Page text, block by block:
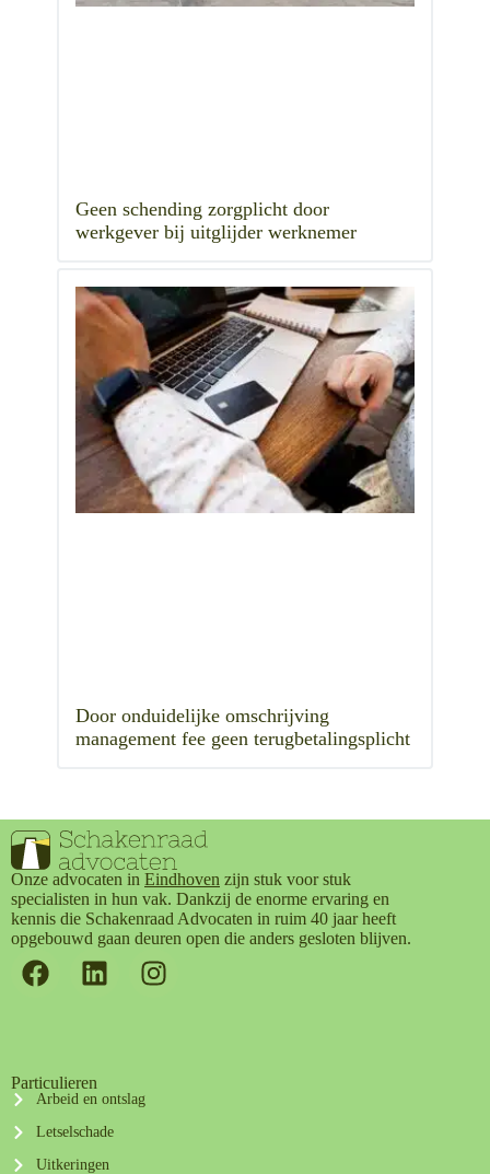
Geen schending zorgplicht door
werkgever bij uitglijder werknemer
Door onduidelijke omschrijving
management fee geen terugbetalingsplicht
Onze advocaten in Eindhoven zijn stuk voor stuk
specialisten in hun vak. Dankzij de enorme ervaring en
kennis die Schakenraad Advocaten in ruim 40 jaar heeft
opgebouwd gaan deuren open die anders gesloten blijven.
Particulieren
Arbeid en ontslag
Letselschade
Uitkeringen